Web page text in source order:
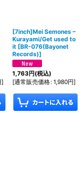
]
[7inch]Mei Semones –
Kurayami/Get used to
it [BR-076(Bayonet
Records)]
1,763円(税込)
[通常販売価格: 1,980円]